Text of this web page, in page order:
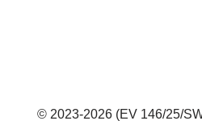
© 2023-2026 (EV 146/25/